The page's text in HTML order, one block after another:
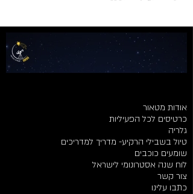
אודות מטאור
כרטיסים לכל הפעיליות
גלריה
טיול בשבילי הרקיע- מדריך למדריכים
שומעים כוכבים
לוח שנה אסטרונומי לישראל
צור קשר
כתבו עלינו